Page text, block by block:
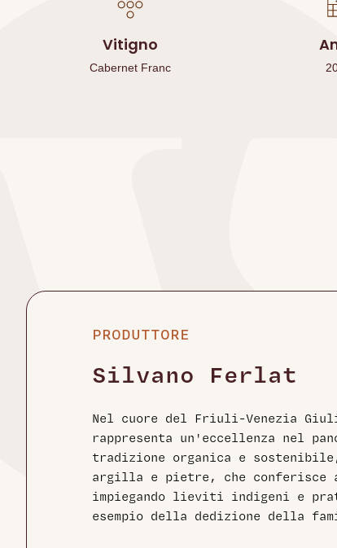
Vitigno
Cabernet Franc
PRODUTTORE
Silvano Ferlat
Nel cuore del Friuli-Venezia
rappresenta un'eccellenza nel
tradizione organica e
argilla e pietre, che conferisce
impiegando lieviti indigeni e
esempio della dedizione della